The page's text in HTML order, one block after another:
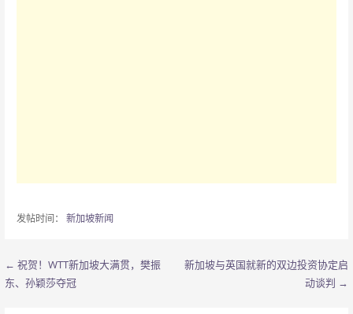
发帖时间： 新加坡新闻
文
← 祝贺！WTT新加坡大满贯，樊振
东、孙颖莎夺冠
新加坡与英国就新的双边投资协定启
动谈判 →